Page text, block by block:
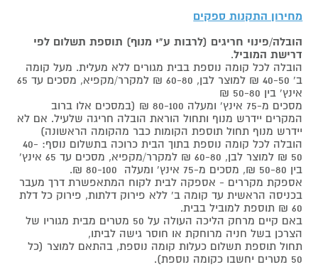
מחירון התקנות ספקים
הובלה/פינוי חריגים (לרבות ע"י מנוף) תוספת תשלום לפי
דרישת המוביל.
הובלה לכל קומה נוספת בבית מגורים ללא מעלית. מעל קומה
ב' 40-50 ₪ למוצר לבן, 60-80 ₪ למקרר/מקפיא, מסכים עד 65
אינץ' בין 50-80 ₪
מסכים מ-75 אינץ' ומעלה 80-100 ₪ (במסכים אלו ברוב
המקרים יידרש מנוף ותחול הוראת הובלה חריגה שלעיל. אם לא
יידרש מנוף תחול תוספת הקומות כבר מהקומה הראשונה)
הובלה לכל קומה נוספת בתוך הבית כרוכה בתשלום נוסף: 40-
50 ₪ למוצר לבן, 60-80 ₪ למקרר/מקפיא, מסכים עד 65 אינץ'
בין 50-80 ₪, מסכים מ-75 אינץ' ומעלה 80-100 ₪.
אספקת מקררים - אספקה לבית לקוח המתאפשרת דרך מעבר
בכניסה הראשית עד קומה ב' ללא פירוק דלתות, פירוק כל דלת
60 ₪ תוספת למוביל בבית.
באם קיים מרחק הליכה העולה על 50 מטרים מבית מגוריו של
הצרכן בשל חניה מרוחקת או חוסר גישה לביתו,
תחול תוספת תשלום כעלות קומה נוספת, בהתאם למוצר (כל
50 מטרים יחשבו כקומה נוספת).